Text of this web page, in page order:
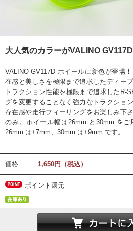
大人気のカラーがVALINO GV117D
VALINO GV117D ホイールに新色が登場
在感と美しさを極限まで追求したディー
トラクション性能を極限まで追求したR-
グを変更することなく強力なトラクショ
存在感や走行フィーリングをお楽しみ下
のみ。ホイール幅は26mm と30mm を
26mm は+7mm、30mm は+9mm です。
価格 1,650円（税込）
ポイント還元